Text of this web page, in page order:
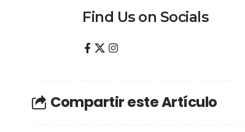
Find Us on Socials
Compartir este Artículo